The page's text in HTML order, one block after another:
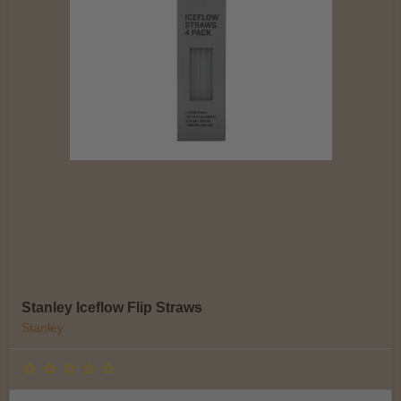
Stanley Iceflow Flip Straws
Stanley